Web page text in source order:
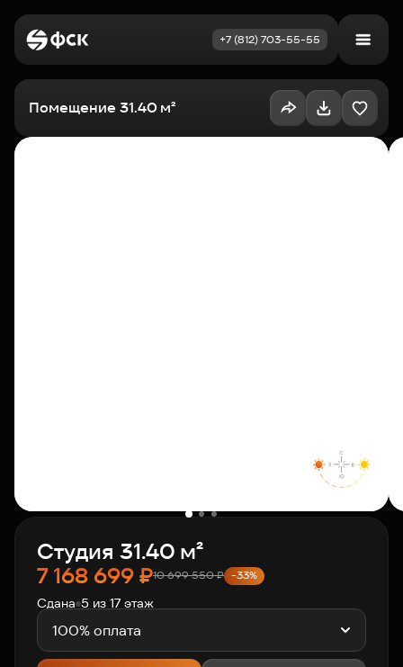
+7 (812) 703-55-55
Контакты
Связаться с нами
+7 812 703-55-55
Помещение 31.40 м²
Студия 31.40 м²
7 168 699₽10 699 550₽ -33%
Сдана 5 из 17 этаж
100% оплата